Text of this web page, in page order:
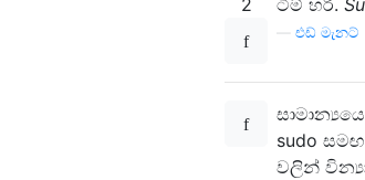
එඩ් මැනට්
sudo
වලින්